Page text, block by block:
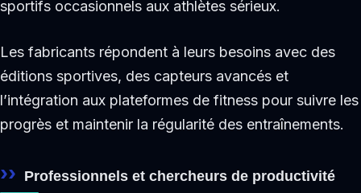
sportifs occasionnels aux athlètes sérieux.
Les fabricants répondent à leurs besoins avec des
éditions sportives, des capteurs avancés et
l’intégration aux plateformes de fitness pour suivre les
progrès et maintenir la régularité des entraînements.
Professionnels et chercheurs de productivité